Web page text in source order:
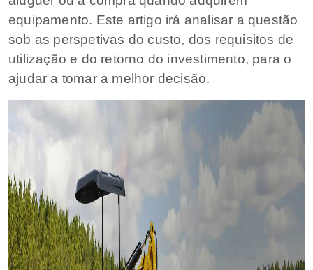
equipamento. Este artigo irá analisar a questão
sob as perspetivas do custo, dos requisitos de
utilização e do retorno do investimento, para o
ajudar a tomar a melhor decisão.